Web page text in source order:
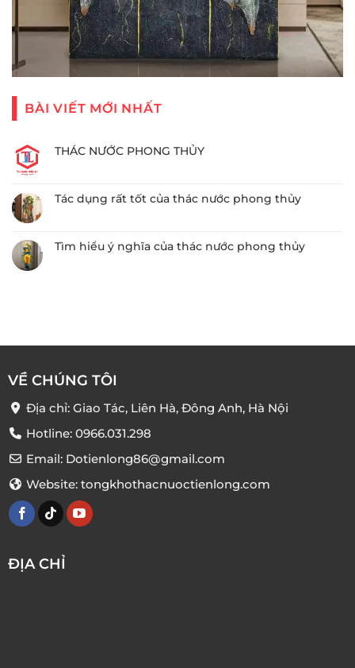
BÀI VIẾT MỚI NHẤT
THÁC NƯỚC PHONG THỦY
Tác dụng rất tốt của thác nước phong thủy
Tìm hiểu ý nghĩa của thác nước phong thủy
VỀ CHÚNG TÔI
Địa chỉ: Giao Tác, Liên Hà, Đông Anh, Hà Nội
Hotline: 0966.031.298
Email: Dotienlong86@gmail.com
Website: tongkhothacnuoctienlong.com
ĐỊA CHỈ